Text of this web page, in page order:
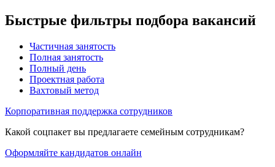
Быстрые фильтры подбора вакансий
Частичная занятость
Полная занятость
Полный день
Проектная работа
Вахтовый метод
Корпоративная поддержка сотрудников
Какой соцпакет вы предлагаете семейным сотрудникам?
Оформляйте кандидатов онлайн